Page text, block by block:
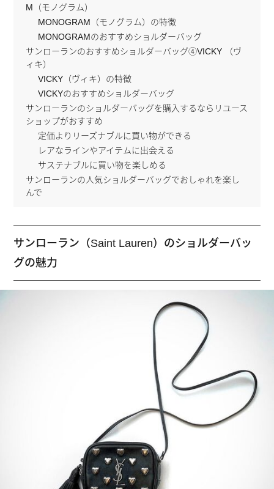
M（モノグラム）
MONOGRAM（モノグラム）の特徴
MONOGRAMのおすすめショルダーバッグ
サンローランのおすすめショルダーバッグ④VICKY （ヴ
ィキ）
VICKY（ヴィキ）の特徴
VICKYのおすすめショルダーバッグ
サンローランのショルダーバッグを購入するならリユース
ショップがおすすめ
定価よりリーズナブルに買い物ができる
レアなラインやアイテムに出会える
サステナブルに買い物を楽しめる
サンローランの人気ショルダーバッグでおしゃれを楽し
んで
サンローラン（Saint Lauren）のショルダーバッ
グの魅力